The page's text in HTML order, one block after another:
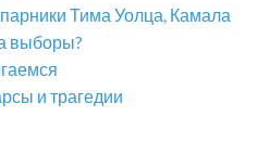
Тима Уолца, Камала
выборы?
и трагедии